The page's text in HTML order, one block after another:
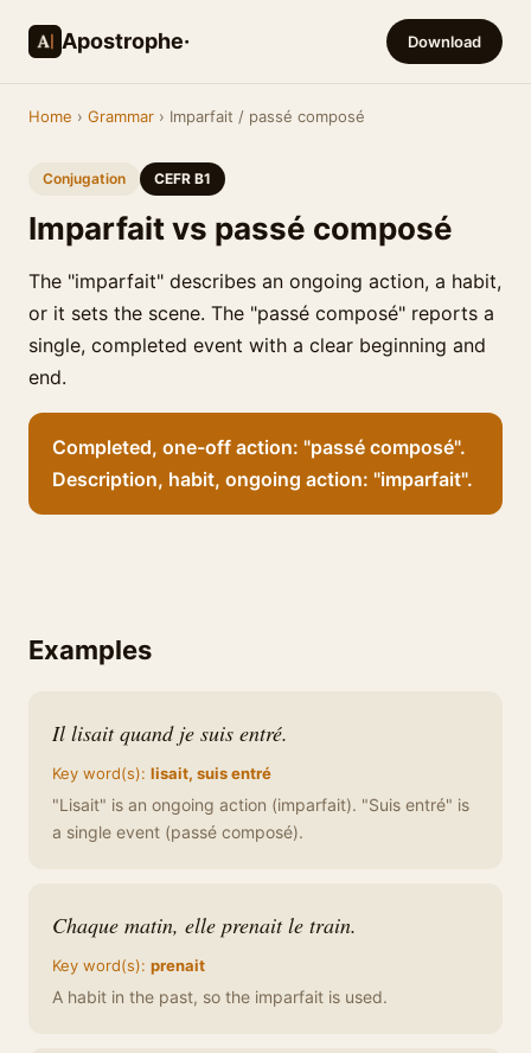
Apostrophe· Download
Home › Grammar › Imparfait / passé composé
Conjugation CEFR B1
Imparfait vs passé composé
The "imparfait" describes an ongoing action, a habit,
or it sets the scene. The "passé composé" reports a
single, completed event with a clear beginning and
end.
Completed, one-off action: "passé composé".
Description, habit, ongoing action: "imparfait".
Examples
Il lisait quand je suis entré.
Key word(s): lisait, suis entré
"Lisait" is an ongoing action (imparfait). "Suis entré" is
a single event (passé composé).
Chaque matin, elle prenait le train.
Key word(s): prenait
A habit in the past, so the imparfait is used.